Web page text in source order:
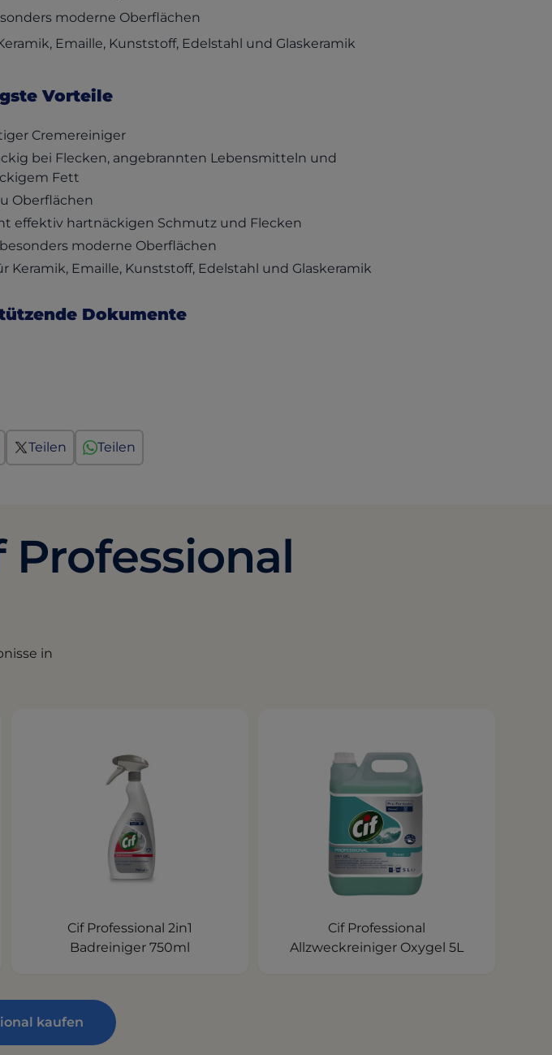
moderne Oberflächen
Emaille, Kunststoff, Edelstahl und Glaskeramik
Vorteile
Cremereiniger
bei Flecken, angebrannten Lebensmitteln und
Fett
Oberflächen
effektiv hartnäckigen Schmutz und Flecken
moderne Oberflächen
Keramik, Emaille, Kunststoff, Edelstahl und Glaskeramik
Dokumente
Teilen Teilen
Professional
in
Cif Professional 2in1
Badreiniger 750ml
Cif Professional
Allzweckreiniger Oxygel 5L
kaufen